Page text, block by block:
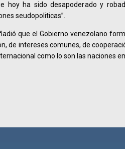
hoy ha sido desapoderado y
seudopoliticas”.
que el Gobierno venezolano
de intereses comunes, de
como lo son las naciones